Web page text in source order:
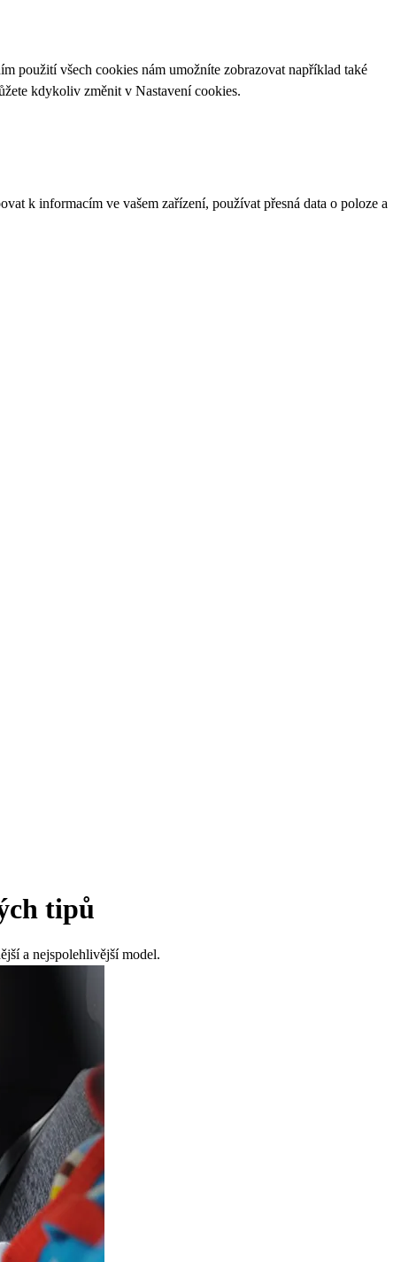
použití všech cookies nám umožníte zobrazovat například také
kdykoliv změnit v Nastavení cookies.
k informacím ve vašem zařízení, používat přesná data o poloze a
tipů
a nejspolehlivější model.